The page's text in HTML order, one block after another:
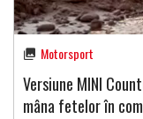
Motorsport
Versiune MINI
mâna fetelor în